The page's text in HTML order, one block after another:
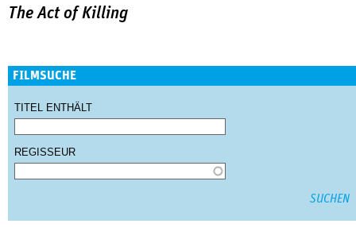
The Act of Killing
FILMSUCHE
TITEL ENTHÄLT
REGISSEUR